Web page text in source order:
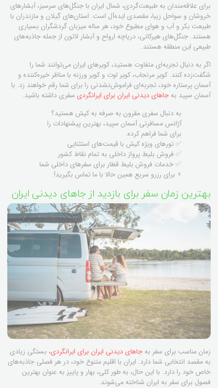
برای علاقه‌مندان به طبیعت‌گردی، شمال ایران با جنگل‌های سرسبز، آبشارهای
خروشان و سواحل زیبا، مقصدی ایده‌آل است. استان‌های گیلان و مازندران با
طبیعت بکر و آب و هوای مطبوع خود، هر ساله میزبان گردشگران بسیاری
هستند. جنگل‌های هیرکانی، دریاچه ارواح و آبشار لاتون از جمله جاذبه‌های
طبیعی این منطقه هستند.
اگر به دنبال تجربه‌ای متفاوت هستید، کویرهای ایران می‌توانند شما را
شگفت‌زده کنند. کویر مرنجاب، کویر لوت و کویر ورزنه با مناظر خیره‌کننده و
آسمان پرستاره خود، تجربه‌ای فراموش‌نشدنی را برای شما رقم خواهند زد. با
آسمان سپید به جاهای دیدنی ایران برای ایرانگردی سفری داشته باشید.
به دنبال سفری مقرون به صرفه به کیش هستید؟
آژانس مسافرتی آسمان سپید، بهترین پیشنهادات را
برای شما فراهم کرده.
✅ تورهای ویژه کیش با قیمت‌های استثنایی
✅ فروش بلیط پرواز داخلی به تمام نقاط کشور
✅ خدمات فروش بلیط قطار برای سفرهای داخلی شما
⚡ برای رزرو سریع همین حالا با ما تماس بگیرید!
بهترین زمان سفر برای بازدید از جاهای دیدنی ایران
زمان مناسب برای سفر به جاهای دیدنی ایران برای ایرانگردی، بستگی زیادی
به مقصد انتخابی شما دارد. ایران با اقلیم متنوع خود، در هر فصلی جاذبه‌های
خاص خود را دارد. با این حال، به طور کلی، بهار و پاییز به عنوان بهترین
فصول برای سفر به ایران شناخته می‌شوند.